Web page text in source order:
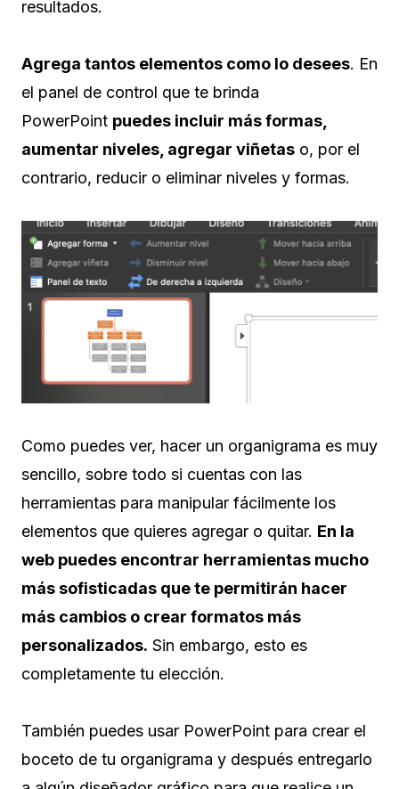
resultados.
Agrega tantos elementos como lo desees. En
el panel de control que te brinda
PowerPoint puedes incluir más formas,
aumentar niveles, agregar viñetas o, por el
contrario, reducir o eliminar niveles y formas.
Como puedes ver, hacer un organigrama es muy
sencillo, sobre todo si cuentas con las
herramientas para manipular fácilmente los
elementos que quieres agregar o quitar. En la
web puedes encontrar herramientas mucho
más sofisticadas que te permitirán hacer
más cambios o crear formatos más
personalizados. Sin embargo, esto es
completamente tu elección.
También puedes usar PowerPoint para crear el
boceto de tu organigrama y después entregarlo